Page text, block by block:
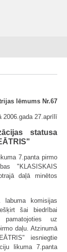
lēmums Nr.67
2006.gada 27.aprīlī
statusa
7.panta pirmo
"KLASISKAIS
daļā minētos
labuma komisijas
šai biedrībai
pamatojoties uz
daļu. Atzinumā
iesniegtie
likuma 7.panta